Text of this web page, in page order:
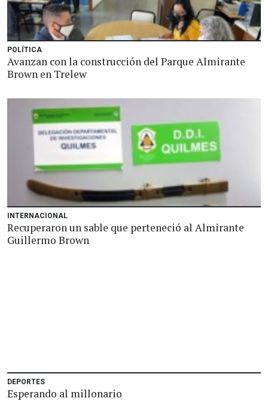
POLÍTICA
Avanzan con la construcción del Parque Almirante
Brown en Trelew
INTERNACIONAL
Recuperaron un sable que perteneció al Almirante
Guillermo Brown
DEPORTES
Esperando al millonario